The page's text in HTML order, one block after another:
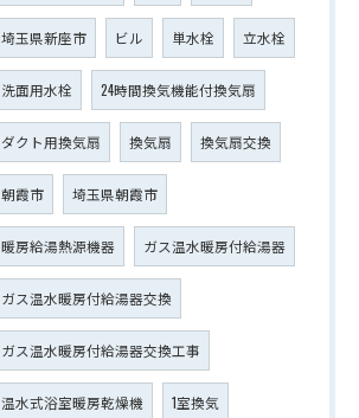
埼玉県新座市 ビル 単水栓 立水栓
洗面用水栓 24時間換気機能付換気扇
ダクト用換気扇 換気扇 換気扇交換
朝霞市 埼玉県朝霞市
暖房給湯熱源機器 ガス温水暖房付給湯器
ガス温水暖房付給湯器交換
ガス温水暖房付給湯器交換工事
温水式浴室暖房乾燥機 1室換気